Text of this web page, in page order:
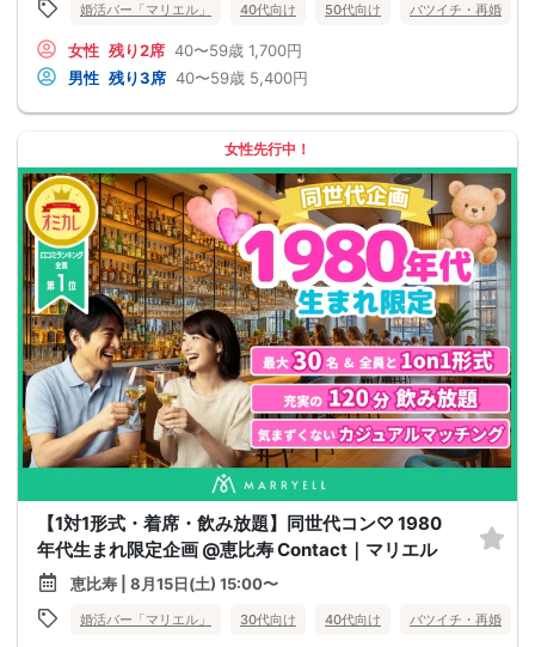
婚活バー「マリエル」 40代向け 50代向け バツイチ・再婚
女性 残り2席 40〜59歳 1,700円
男性 残り3席 40〜59歳 5,400円
女性先行中！
【1対1形式・着席・飲み放題】同世代コン♡ 1980
年代生まれ限定企画 @恵比寿 Contact｜マリエル
恵比寿 | 8月15日(土) 15:00〜
婚活バー「マリエル」 30代向け 40代向け バツイチ・再婚